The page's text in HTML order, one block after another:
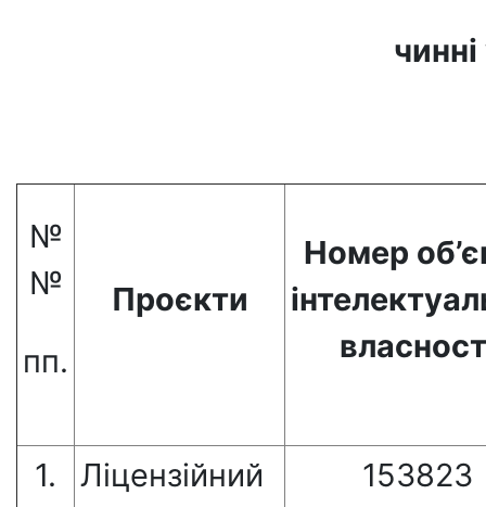
№
№
пп.
Проєкти
Номер
1.
Ліцензійний
153823